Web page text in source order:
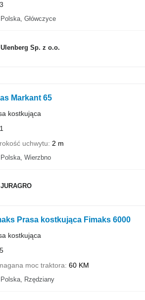
Polska, Główczyce
Ulenberg Sp. z o.o.
Markant 65
kostkująca
uchwytu
2 m
Polska, Wierzbno
JURAGRO
Prasa kostkująca Fimaks 6000
kostkująca
moc traktora 60 KM
Polska, Rzędziany